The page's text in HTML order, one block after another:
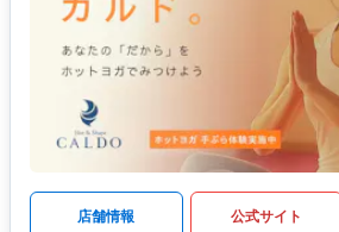
店舗情報 公式サイト